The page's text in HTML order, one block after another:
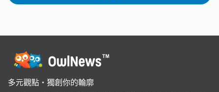
多元觀點・獨創你的輪廓